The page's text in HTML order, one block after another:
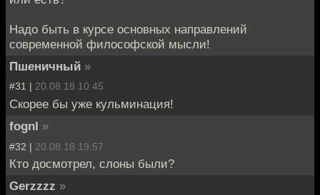
Надо быть в курсе основных направлений
современной философской мысли!
Пшеничный »
#31 | 20.08.18 10:45
Скорее бы уже кульминация!
fognl »
#32 | 20.08.18 19:57
Кто досмотрел, слоны были?
Gerzzzz »